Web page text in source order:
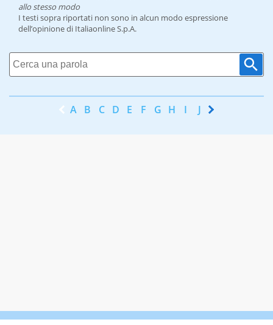
allo stesso modo
I testi sopra riportati non sono in alcun modo espressione
dell’opinione di Italiaonline S.p.A.
A B C D E F G H I J K